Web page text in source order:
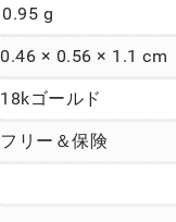
0.95 g
0.46 × 0.56 × 1.1 cm
18kゴールド
フリー＆保険